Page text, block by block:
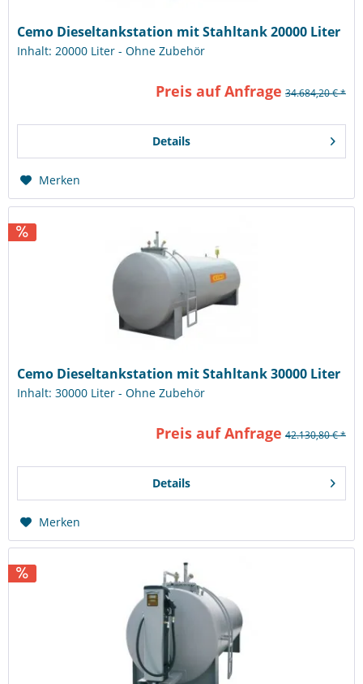
Cemo Dieseltankstation mit Stahltank 20000 Liter
Inhalt: 20000 Liter - Ohne Zubehör
Preis auf Anfrage 34.684,20 € *
Details
Merken
Cemo Dieseltankstation mit Stahltank 30000 Liter
Inhalt: 30000 Liter - Ohne Zubehör
Preis auf Anfrage 42.130,80 € *
Details
Merken